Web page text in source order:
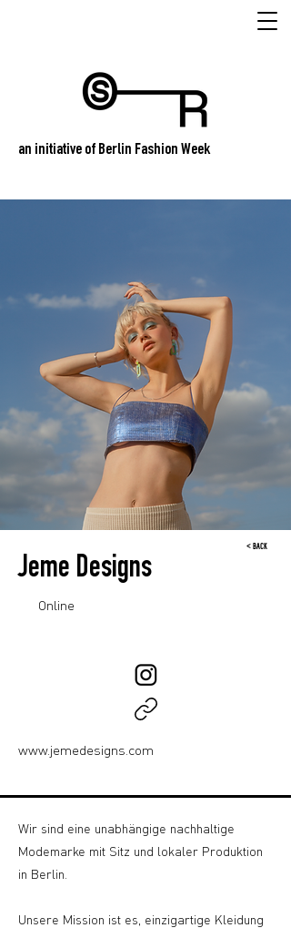
an initiative of Berlin Fashion Week
< BACK
Jeme Designs
Online
www.jemedesigns.com
Wir sind eine unabhängige nachhaltige
Modemarke mit Sitz und lokaler Produktion
in Berlin.
Unsere Mission ist es, einzigartige Kleidung